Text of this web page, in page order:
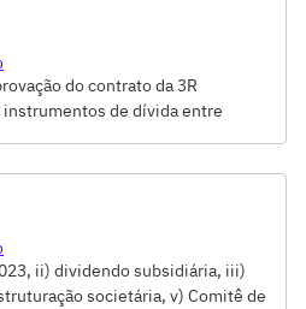
do contrato da 3R
de dívida entre
ii) dividendo subsidiária, iii)
societária, v) Comitê de